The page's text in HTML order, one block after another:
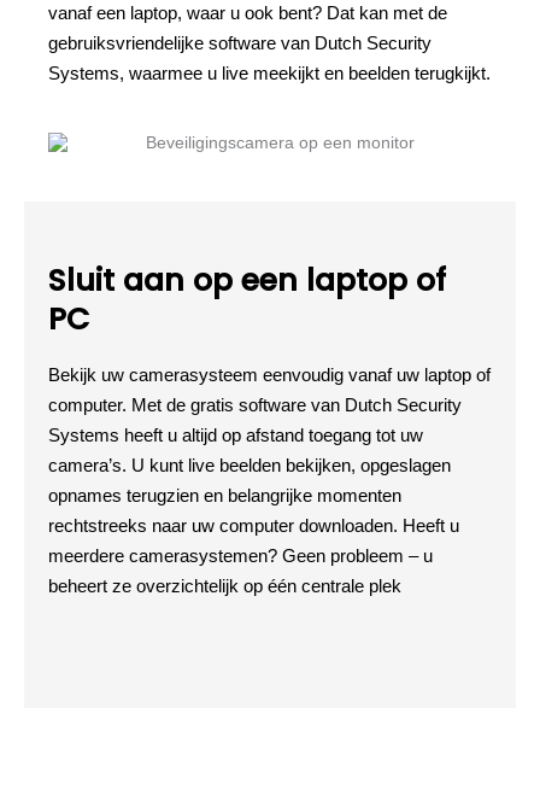
vanaf een laptop, waar u ook bent? Dat kan met de
gebruiksvriendelijke software van Dutch Security
Systems, waarmee u live meekijkt en beelden terugkijkt.
Sluit aan op een laptop of
PC
Bekijk uw camerasysteem eenvoudig vanaf uw laptop of
computer. Met de gratis software van Dutch Security
Systems heeft u altijd op afstand toegang tot uw
camera’s. U kunt live beelden bekijken, opgeslagen
opnames terugzien en belangrijke momenten
rechtstreeks naar uw computer downloaden. Heeft u
meerdere camerasystemen? Geen probleem – u
beheert ze overzichtelijk op één centrale plek